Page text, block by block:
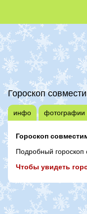
Гороскоп
инфо фотографии
Гороскоп
Подробный гороскоп
Чтобы увидеть